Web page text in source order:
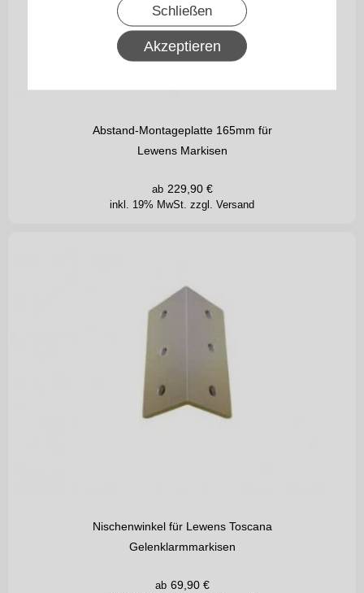
Schließen
Akzeptieren
Abstand-Montageplatte 165mm für
Lewens Markisen
inkl. 19% MwSt. zzgl. Versand
ab 229,90€
Nischenwinkel für Lewens Toscana
Gelenklarmmarkisen
ab 69,90€